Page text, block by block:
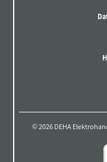
© 2026 DEHA